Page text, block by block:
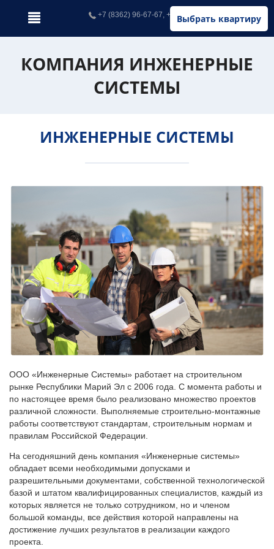
Выбрать квартиру
+7 (8362) 96-67-67, +7 (902) 326-67-67
КОМПАНИЯ ИНЖЕНЕРНЫЕ
СИСТЕМЫ
ИНЖЕНЕРНЫЕ СИСТЕМЫ
ООО «Инженерные Системы» работает на строительном
рынке Республики Марий Эл с 2006 года. С момента работы и
по настоящее время было реализовано множество проектов
различной сложности. Выполняемые строительно-монтажные
работы соответствуют стандартам, строительным нормам и
правилам Российской Федерации.
На сегодняшний день компания «Инженерные системы»
обладает всеми необходимыми допусками и
разрешительными документами, собственной технологической
базой и штатом квалифицированных специалистов, каждый из
которых является не только сотрудником, но и членом
большой команды, все действия которой направлены на
достижение лучших результатов в реализации каждого
проекта.